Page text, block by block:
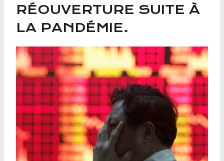
RÉOUVERTURE SUITE À
LA PANDÉMIE.